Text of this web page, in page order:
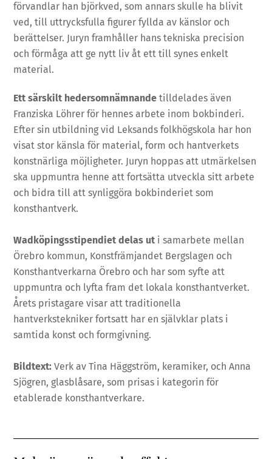
förvandlar han björkved, som annars skulle ha blivit
ved, till uttrycksfulla figurer fyllda av känslor och
berättelser. Juryn framhåller hans tekniska precision
och förmåga att ge nytt liv åt ett till synes enkelt
material.
Ett särskilt hedersomnämnande tilldelades även
Franziska Löhrer för hennes arbete inom bokbinderi.
Efter sin utbildning vid Leksands folkhögskola har hon
visat stor känsla för material, form och hantverkets
konstnärliga möjligheter. Juryn hoppas att utmärkelsen
ska uppmuntra henne att fortsätta utveckla sitt arbete
och bidra till att synliggöra bokbinderiet som
konsthantverk.
Wadköpingsstipendiet delas ut i samarbete mellan
Örebro kommun, Konstfrämjandet Bergslagen och
Konsthantverkarna Örebro och har som syfte att
uppmuntra och lyfta fram det lokala konsthantverket.
Årets pristagare visar att traditionella
hantverkstekniker fortsatt har en självklar plats i
samtida konst och formgivning.
Bildtext:Verk av Tina Häggström, keramiker, och Anna
Sjögren, glasblåsare, som prisas i kategorin för
etablerade konsthantverkare.